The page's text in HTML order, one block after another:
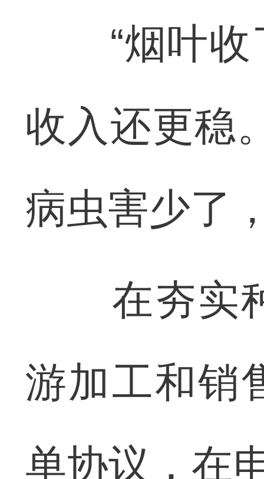
“烟叶收
收入还更稳
病虫害少了
在夯实种
游加工和销
单协议，在